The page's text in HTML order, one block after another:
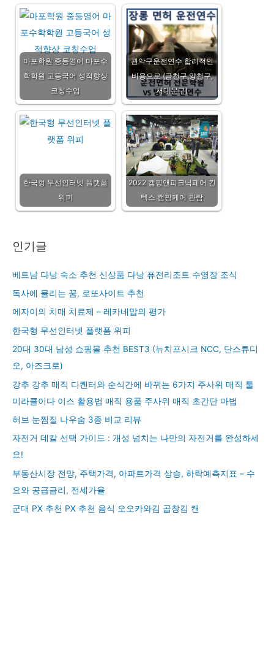
마포학원 중등영어 마포수
학학원 고등국어 성적향상
코칭수업
관악구운전연수 합리적인
비용으로 (금천구,양천구,
서대문구)
한국형 무선인터넷 플랫폼
위피
2022 캠핑앤피크닉페어 킨
텍스 캠핑페어 관람
인기글
베트남 다낭 숙소 추천 신상품 다낭 퓨전리조트 수영장 조식
독사에 물리는 꿈, 로또사이트 추천
에자이의 치매 치료제 – 레카네맙의 평가
한국형 무선인터넷 플랫폼 위피
20대 30대 남성 쇼핑몰 추천 BEST3 (뉴치프시크 NCC, 단스튜디
오, 아즈크로)
강추 강추 매직 디켄터와 순식간에 바뀌는 6가지 주사위 매직 툴
미라클이다 이스 활용법 매직 용품 주사위 매직 초간단 마법
허브 눈찜질 나우숨 3종 비교 리뷰
자전거 데칼 선택 가이드 : 개성 넘치는 나만의 자전거를 완성하세
요!
부동산시장 전망, 주택가격, 아파트가격 상승, 하락예측지표 – 수
요와 공급금리, 전세가율
군대 PX 추천 PX 추천 음식 오오카와김 곱창김 캔